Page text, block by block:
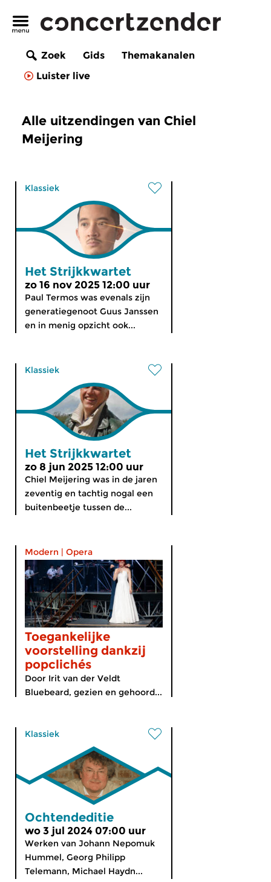
Zoek Gids
Themakanalen
Luister live
Alle uitzendingen van Chiel
Meijering
Klassiek
Het Strijkkwartet
zo 16 nov 2025 12:00 uur
Paul Termos was evenals zijn
generatiegenoot Guus Janssen
en in menig opzicht ook...
Klassiek
Het Strijkkwartet
zo 8 jun 2025 12:00 uur
Chiel Meijering was in de jaren
zeventig en tachtig nogal een
buitenbeetje tussen de...
Modern | Opera
Toegankelijke
voorstelling dankzij
popclichés
Door Irit van der Veldt
Bluebeard, gezien en gehoord...
Klassiek
Ochtendeditie
wo 3 jul 2024 07:00 uur
Werken van Johann Nepomuk
Hummel, Georg Philipp
Telemann, Michael Haydn...